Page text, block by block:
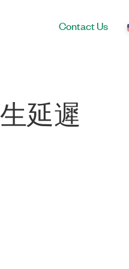
Contact Us
延遲